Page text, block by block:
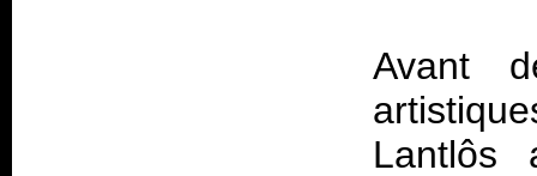
Avant
Lantlôs